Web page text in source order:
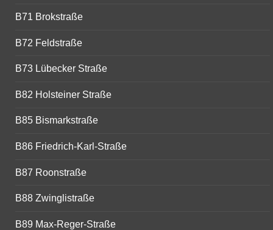
B71 Brokstraße
B72 Feldstraße
B73 Lübecker Straße
B82 Holsteiner Straße
B85 Bismarkstraße
B86 Friedrich-Karl-Straße
B87 Roonstraße
B88 Zwinglistraße
B89 Max-Reger-Straße